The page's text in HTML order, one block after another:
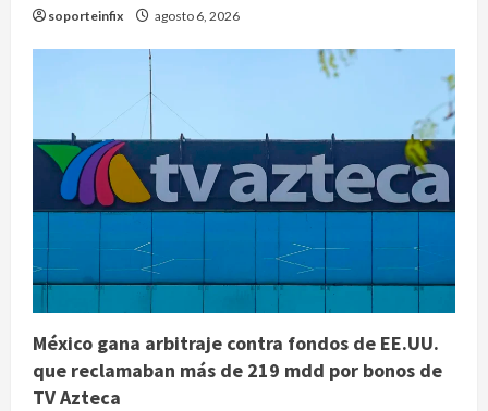
soporteinfix agosto 6, 2026
México gana arbitraje contra fondos de EE.UU.
que reclamaban más de 219 mdd por bonos de
TV Azteca